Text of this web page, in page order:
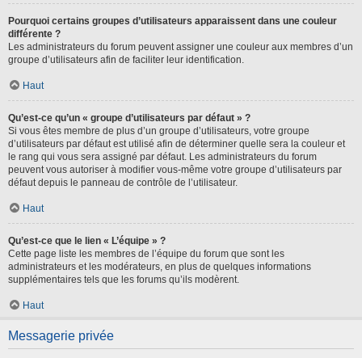
Pourquoi certains groupes d’utilisateurs apparaissent dans une couleur
différente ?
Les administrateurs du forum peuvent assigner une couleur aux membres d’un
groupe d’utilisateurs afin de faciliter leur identification.
Haut
Qu’est-ce qu’un « groupe d’utilisateurs par défaut » ?
Si vous êtes membre de plus d’un groupe d’utilisateurs, votre groupe
d’utilisateurs par défaut est utilisé afin de déterminer quelle sera la couleur et
le rang qui vous sera assigné par défaut. Les administrateurs du forum
peuvent vous autoriser à modifier vous-même votre groupe d’utilisateurs par
défaut depuis le panneau de contrôle de l’utilisateur.
Haut
Qu’est-ce que le lien « L’équipe » ?
Cette page liste les membres de l’équipe du forum que sont les
administrateurs et les modérateurs, en plus de quelques informations
supplémentaires tels que les forums qu’ils modèrent.
Haut
Messagerie privée